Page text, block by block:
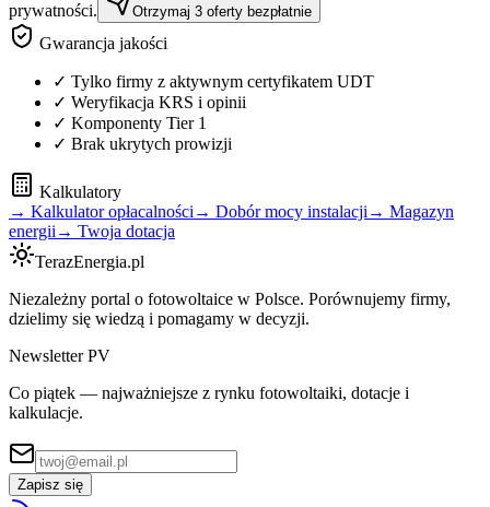
prywatności.
Otrzymaj 3 oferty bezpłatnie
Gwarancja jakości
✓ Tylko firmy z aktywnym certyfikatem UDT
✓ Weryfikacja KRS i opinii
✓ Komponenty Tier 1
✓ Brak ukrytych prowizji
Kalkulatory
→ Kalkulator opłacalności → Dobór mocy instalacji → Magazyn
energii → Twoja dotacja
TerazEnergia.pl
Niezależny portal o fotowoltaice w Polsce. Porównujemy firmy,
dzielimy się wiedzą i pomagamy w decyzji.
Newsletter PV
Co piątek — najważniejsze z rynku fotowoltaiki, dotacje i
kalkulacje.
Zapisz się